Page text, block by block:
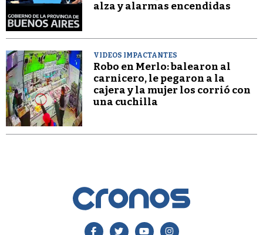
alza y alarmas encendidas
VIDEOS IMPACTANTES
Robo en Merlo: balearon al
carnicero, le pegaron a la
cajera y la mujer los corrió con
una cuchilla